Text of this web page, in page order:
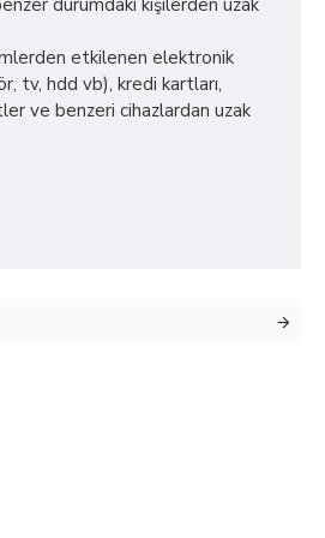
durumdaki kişilerden uzak
etkilenen elektronik
tv, hdd vb), kredi kartları,
ve benzeri cihazlardan uzak